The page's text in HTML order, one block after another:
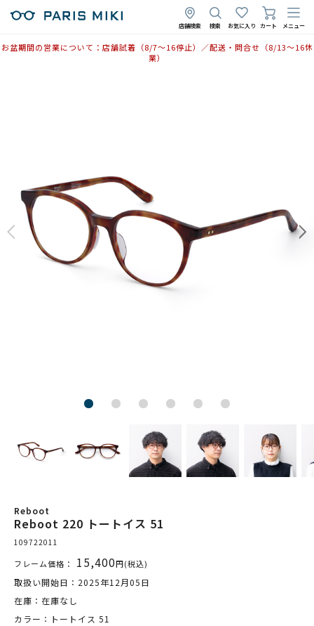
店舗検索 検索 お気に入り カート メニュー
お盆期間の営業について：店舗試着（8/7〜16停止）／配送・問合せ（8/13〜16休
業）
Reboot
Reboot 220 トートイス 51
109722011
フレーム価格： 15,400円(税込)
取扱い開始日：2025年12月05日
在庫：在庫なし
カラー：トートイス 51
2026年4月15日
2026年1月19日